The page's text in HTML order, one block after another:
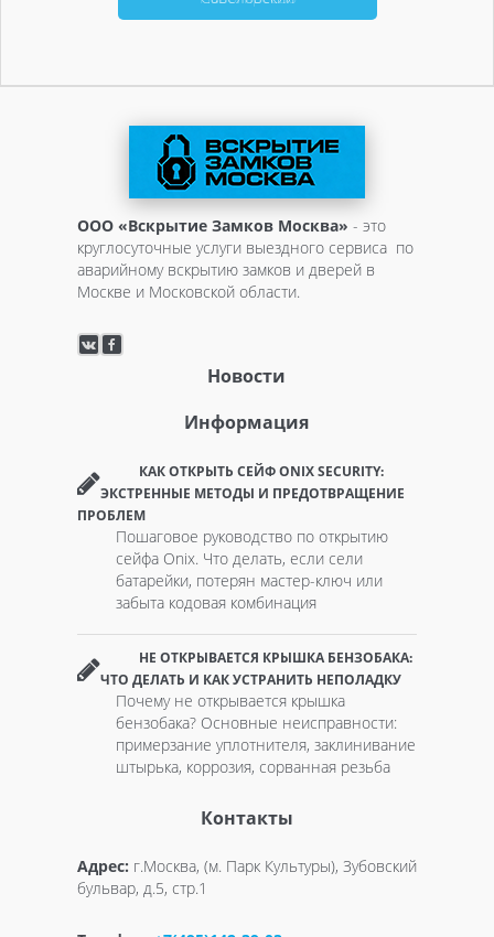
ООО «Вскрытие Замков Москва» - это
круглосуточные услуги выездного сервиса по
аварийному вскрытию замков и дверей в
Москве и Московской области.
Новости
Информация
КАК ОТКРЫТЬ СЕЙФ ONIX SECURITY:
ЭКСТРЕННЫЕ МЕТОДЫ И ПРЕДОТВРАЩЕНИЕ
ПРОБЛЕМ
Пошаговое руководство по открытию
сейфа Onix. Что делать, если сели
батарейки, потерян мастер-ключ или
забыта кодовая комбинация
НЕ ОТКРЫВАЕТСЯ КРЫШКА БЕНЗОБАКА:
ЧТО ДЕЛАТЬ И КАК УСТРАНИТЬ НЕПОЛАДКУ
Почему не открывается крышка
бензобака? Основные неисправности:
примерзание уплотнителя, заклинивание
штырька, коррозия, сорванная резьба
Контакты
Адрес: г.Москва, (м. Парк Культуры), Зубовский
бульвар, д.5, стр.1